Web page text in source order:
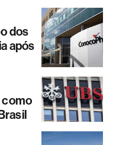
dos
após
como